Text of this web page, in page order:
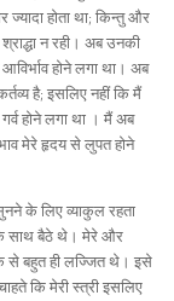
होता था; किन्तु और
न रही। अब उनकी
होने लगा था। अब
है; इसलिए नहीं कि मैं
होने लगा था । मैं अब
मेरे हृदय से लुपत होने
के लिए व्याकुल रहता
साथ बैठे थे। मेरे और
से बहुत ही लज्जित थे। इसे
कि मेरी स्त्री इसलिए